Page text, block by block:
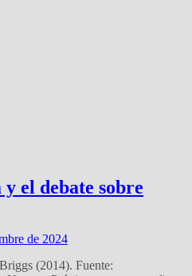
el debate sobre
de 2024
(2014). Fuente: